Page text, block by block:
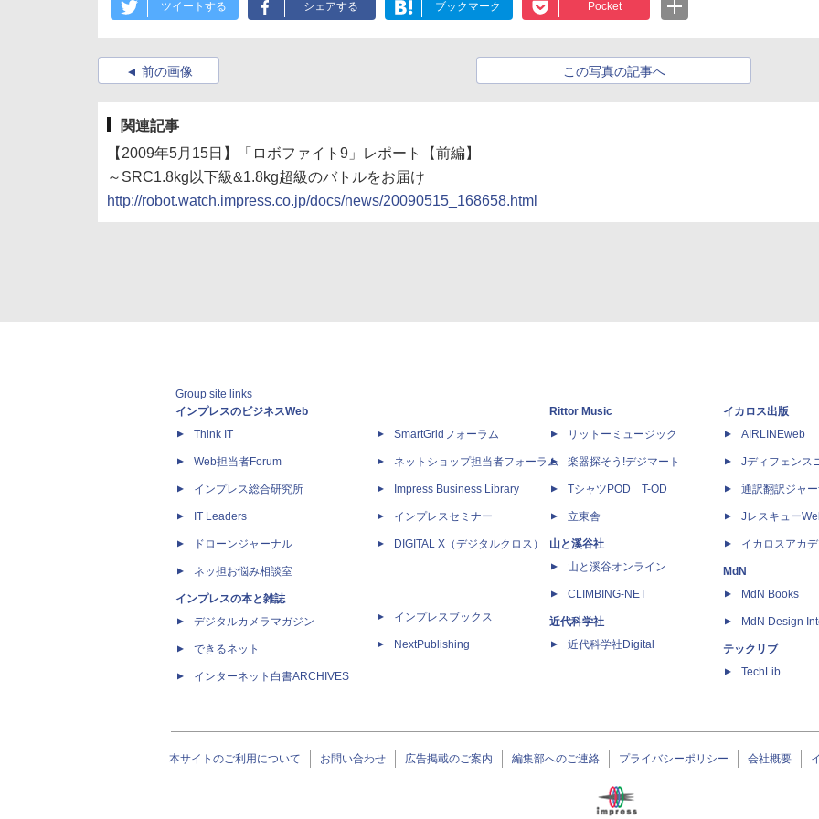
ツイートする シェアする ブックマーク Pocket
前の画像 この写真の記事へ
関連記事
【2009年5月15日】「ロボファイト9」レポート【前編】
～SRC1.8kg以下級&1.8kg超級のバトルをお届け
http://robot.watch.impress.co.jp/docs/news/20090515_168658.html
Group site links
インプレスのビジネスWeb
Think IT
Web担当者Forum
インプレス総合研究所
IT Leaders
ドローンジャーナル
ネッ担お悩み相談室
インプレスの本と雑誌
デジタルカメラマガジン
できるネット
インターネット白書ARCHIVES
SmartGridフォーラム
ネットショップ担当者フォーラム
Impress Business Library
インプレスセミナー
DIGITAL X（デジタルクロス）
インプレスブックス
NextPublishing
Rittor Music
リットーミュージック
楽器探そう!デジマート
TシャツPOD T-OD
立東舎
山と溪谷社
山と溪谷オンライン
CLIMBING-NET
近代科学社
近代科学社Digital
イカロス出版
AIRLINEweb
Jディフェンス
通訳翻訳ジャ
Jレスキュー
イカロスアカ
MdN
MdN Books
MdN Design
テックリブ
TechLib
本サイトのご利用について お問い合わせ 広告掲載のご案内 編集部へのご連絡 プライバシーポリシー 会社概要